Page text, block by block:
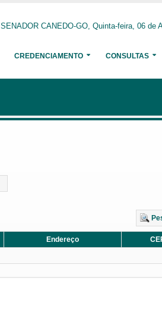
SENADOR CANEDO-GO, Quinta-feira, 06 de
CREDENCIAMENTO CONSULTAS
Endereço